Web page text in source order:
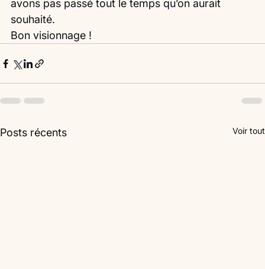
avons pas passé tout le temps qu’on aurait
souhaité.
Bon visionnage !
Posts récents Voir tout